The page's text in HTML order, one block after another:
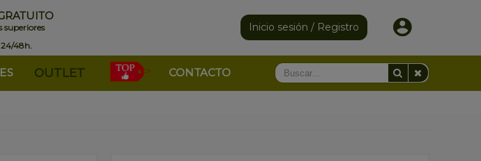
superiores
48h.
Inicio sesión / Registro
OUTLET CONTACTO